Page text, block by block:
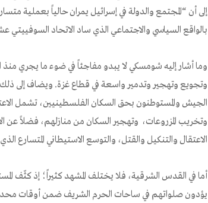
إلى أن “المجتمع والدولة في إسرائيل يمران حالياً بعملية
بالواقع السياسي والاجتماعي الذي ساد الاتحاد السوفييتي
وتجويع وتهجير وتدمير واسعة في قطاع غزة. ويضاف إلى ذلك
الجيش والمستوطنون بحق السكان الفلسطينيين، تشمل
وتخريب المزروعات، وتهجير السكان من منازلهم، فضلاً عن
الاعتقال والتنكيل والقتل، والتوسع الاستيطاني
أما في القدس الشرقية، فلا يختلف المشهد كثيراً؛ إذ كثّف
يؤدون صلواتهم في ساحات الحرم الشريف ضمن أوقات